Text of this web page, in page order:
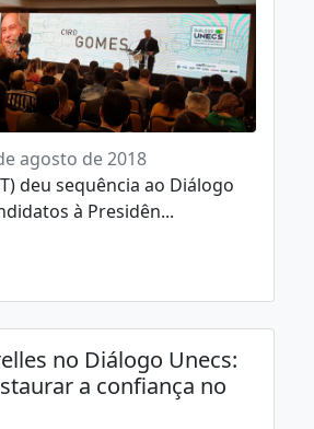
agosto de 2018
deu sequência ao Diálogo
à Presidên...
no Diálogo Unecs:
a confiança no